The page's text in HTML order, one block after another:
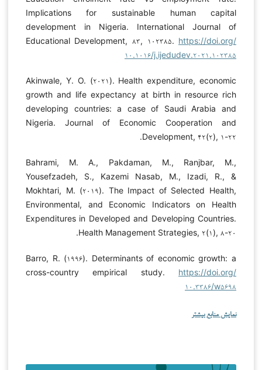
Implications for sustainable human capital
development in Nigeria. International Journal of
Educational Development, ۸۳, ۱۰۲۳۸۵. https://doi.org/
۱۰.۱۰۱۶/j.ijedudev.۲۰۲۱.۱۰۲۳۸۵
Akinwale, Y. O. (۲۰۲۱). Health expenditure, economic
growth and life expectancy at birth in resource rich
developing countries: a case of Saudi Arabia and
Nigeria. Journal of Economic Cooperation and
Development, ۴۲(۲), ۱-۲۲.
Bahrami, M. A., Pakdaman, M., Ranjbar, M.,
Yousefzadeh, S., Kazemi Nasab, M., Izadi, R., &
Mokhtari, M. (۲۰۱۹). The Impact of Selected Health,
Environmental, and Economic Indicators on Health
Expenditures in Developed and Developing Countries.
Health Management Strategies, ۲(۱), ۸-۲۰.
Barro, R. (۱۹۹۶). Determinants of economic growth: a
cross-country empirical study. https://doi.org/
۱۰.۳۳۸۶/w۵۶۹۸
نمایش منابع بیشتر